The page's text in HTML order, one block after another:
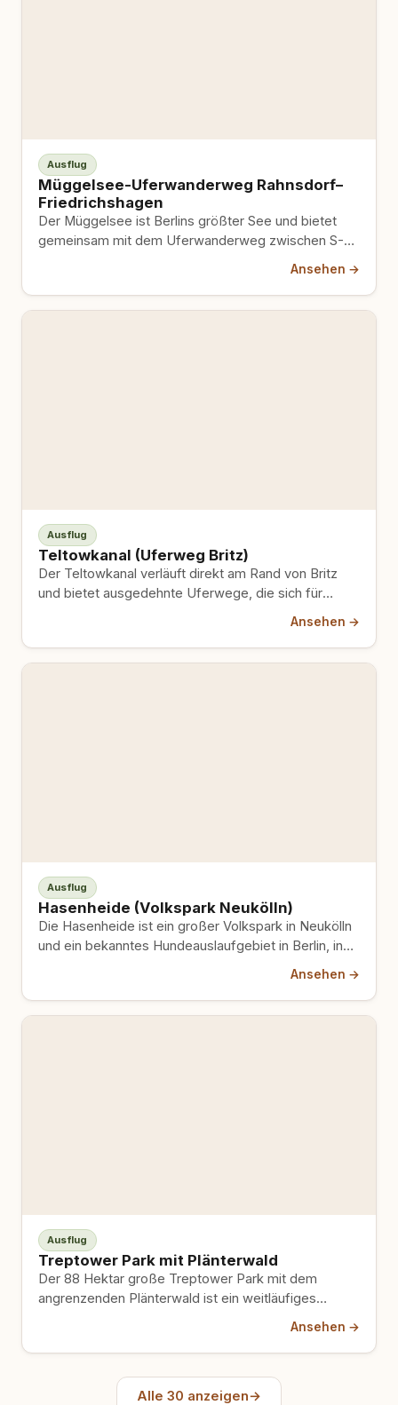
Ausflug
Müggelsee-Uferwanderweg Rahnsdorf–
Friedrichshagen
Der Müggelsee ist Berlins größter See und bietet
gemeinsam mit dem Uferwanderweg zwischen S-
Ansehen →
Ausflug
Teltowkanal (Uferweg Britz)
Der Teltowkanal verläuft direkt am Rand von Britz
und bietet ausgedehnte Uferwege, die sich für
Ansehen →
Ausflug
Hasenheide (Volkspark Neukölln)
Die Hasenheide ist ein großer Volkspark in Neukölln
und ein bekanntes Hundeauslaufgebiet in Berlin, in
Ansehen →
Ausflug
Treptower Park mit Plänterwald
Der 88 Hektar große Treptower Park mit dem
angrenzenden Plänterwald ist ein weitläufiges
grünes Naherholungsgebiet mit langen Waldwegen…
Ansehen →
Alle 30 anzeigen→